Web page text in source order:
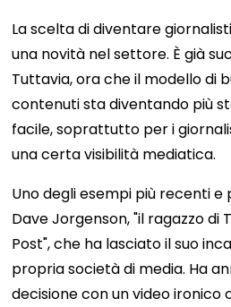
La scelta di diventare
una novità nel settore. È già
Tuttavia, ora che il modello di
contenuti sta diventando più
facile, soprattutto per i
una certa visibilità mediatica.
Uno degli esempi più recenti e
Dave Jorgenson, "il ragazzo di
Post", che ha lasciato il suo
propria società di media. Ha
decisione con un video ironico